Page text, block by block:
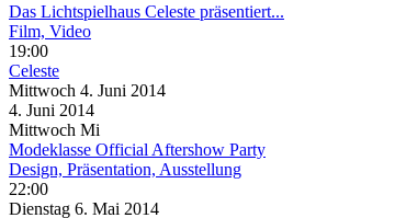
Das Lichtspielhaus Celeste präsentiert...
Film, Video
19:00
Celeste
Mittwoch 4. Juni 2014
4. Juni 2014
Mittwoch Mi
Modeklasse Official Aftershow Party
Design, Präsentation, Ausstellung
22:00
Dienstag 6. Mai 2014